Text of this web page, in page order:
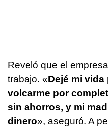
Reveló que el
trabajo. «Dejé mi
volcarme por
sin ahorros, y mi
dinero», aseguró. A